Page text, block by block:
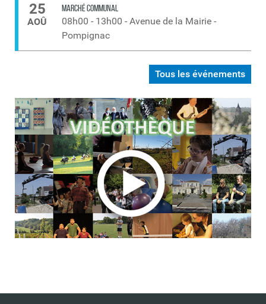
Tous les événements
25
AOÛ
MARCHÉ COMMUNAL
08h00 - 13h00 - Avenue de la Mairie -
Pompignac